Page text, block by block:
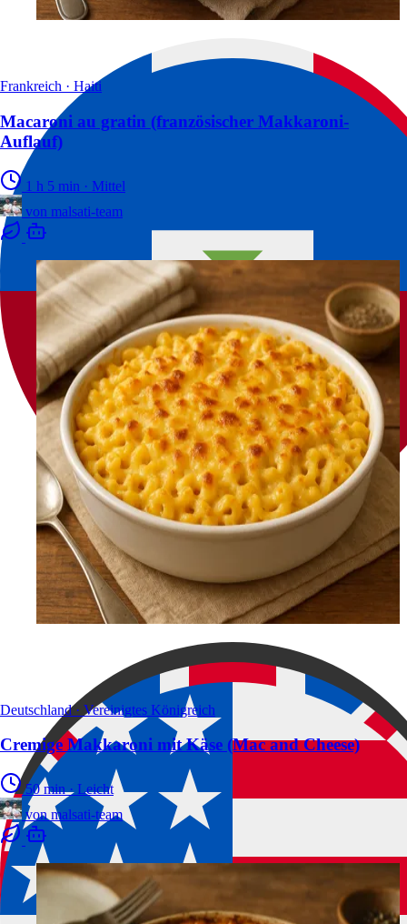
Frankreich · Haiti
Macaroni au gratin (französischer Makkaroni-
Auflauf)
1 h 5 min · Mittel
von malsati-team
Deutschland · Vereinigtes Königreich
Cremige Makkaroni mit Käse (Mac and Cheese)
50 min · Leicht
von malsati-team